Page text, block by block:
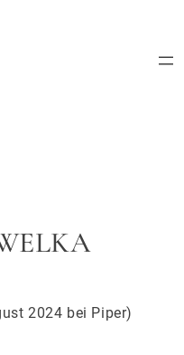
2024 bei Piper)